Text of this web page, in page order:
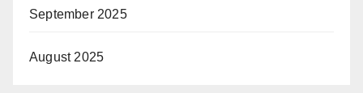
September 2025
August 2025